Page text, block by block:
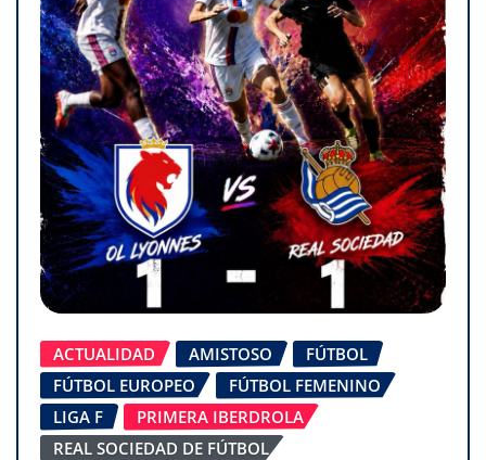
ACTUALIDAD AMISTOSO
FÚTBOL
FÚTBOL EUROPEO
FÚTBOL FEMENINO
LIGA F
PRIMERA IBERDROLA
REAL SOCIEDAD DE FÚTBOL